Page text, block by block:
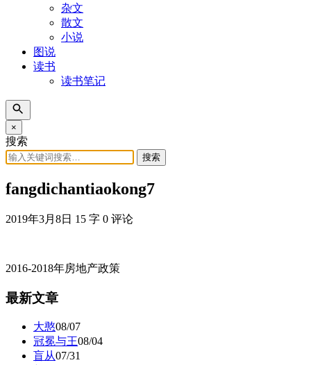
杂文
散文
小说
图说
读书
读书笔记
×
搜索
搜索
fangdichantiaokong7
2019年3月8日 15 字 0 评论
2016-2018年房地产政策
最新文章
大憨08/07
冠冕与王08/04
盲从07/31